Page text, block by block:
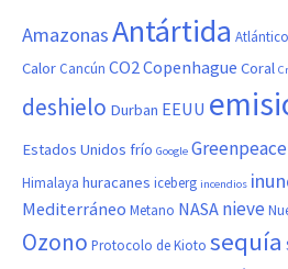
AmazonasAntártida Atlántico
Calor Cancún CO2Copenhague Coral
deshielo Durban EEUU
Estados Unidos frío Google Greenpeace
Himalaya huracanes iceberg incendios
Mediterráneo Metano NASA nieve
Ozono Protocolo de Kioto sequía